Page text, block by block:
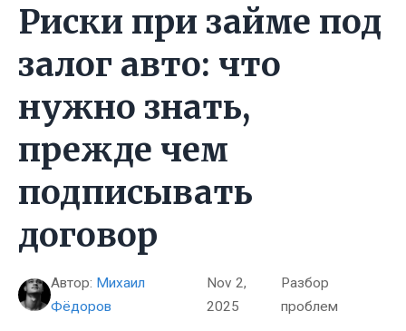
Риски при займе под
залог авто: что
нужно знать,
прежде чем
подписывать
договор
Автор: Михаил
Фёдоров
Nov 2,
2025
Разбор
проблем